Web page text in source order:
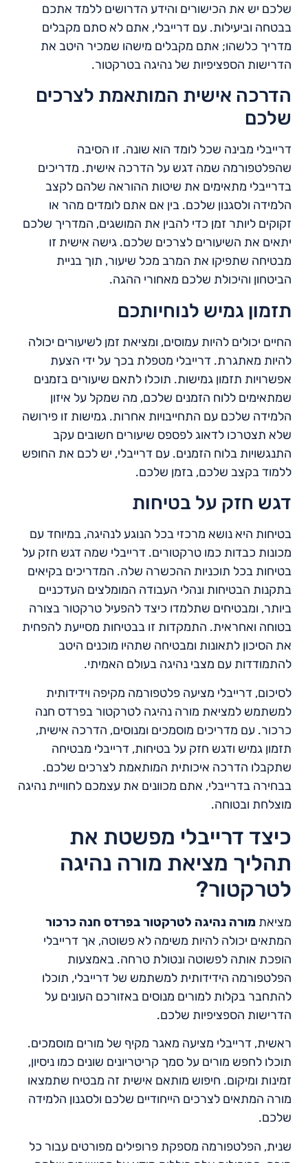
שלכם יש את הכישורים והידע הדרושים ללמד אתכם
בבטחה וביעילות. עם דרייבלי, אתם לא סתם מקבלים
מדריך כלשהו; אתם מקבלים מישהו שמכיר היטב את
הדרישות הספציפיות של נהיגה בטרקטור.
הדרכה אישית המותאמת לצרכים
שלכם
דרייבלי מבינה שכל לומד הוא שונה. זו הסיבה
שהפלטפורמה שמה דגש על הדרכה אישית. מדריכים
בדרייבלי מתאימים את שיטות ההוראה שלהם לקצב
הלמידה ולסגנון שלכם. בין אם אתם לומדים מהר או
זקוקים ליותר זמן כדי להבין את המושגים, המדריך שלכם
יתאים את השיעורים לצרכים שלכם. גישה אישית זו
מבטיחה שתפיקו את המרב מכל שיעור, תוך בניית
הביטחון והיכולת שלכם מאחורי ההגה.
תזמון גמיש לנוחיותכם
החיים יכולים להיות עמוסים, ומציאת זמן לשיעורים יכולה
להיות מאתגרת. דרייבלי מטפלת בכך על ידי הצעת
אפשרויות תזמון גמישות. תוכלו לתאם שיעורים בזמנים
שמתאימים ללוח הזמנים שלכם, מה שמקל על איזון
הלמידה שלכם עם התחייבויות אחרות. גמישות זו פירושה
שלא תצטרכו לדאוג לפספס שיעורים חשובים עקב
התנגשויות בלוח הזמנים. עם דרייבלי, יש לכם את החופש
ללמוד בקצב שלכם, בזמן שלכם.
דגש חזק על בטיחות
בטיחות היא נושא מרכזי בכל הנוגע לנהיגה, במיוחד עם
מכונות כבדות כמו טרקטורים. דרייבלי שמה דגש חזק על
בטיחות בכל תוכניות ההכשרה שלה. המדריכים בקיאים
בתקנות הבטיחות ונהלי העבודה המומלצים העדכניים
ביותר, ומבטיחים שתלמדו כיצד להפעיל טרקטור בצורה
בטוחה ואחראית. התמקדות זו בבטיחות מסייעת להפחית
את הסיכון לתאונות ומבטיחה שתהיו מוכנים היטב
להתמודדות עם מצבי נהיגה בעולם האמיתי.
לסיכום, דרייבלי מציעה פלטפורמה מקיפה וידידותית
למשתמש למציאת מורה נהיגה לטרקטור בפרדס חנה
כרכור. עם מדריכים מוסמכים ומנוסים, הדרכה אישית,
תזמון גמיש ודגש חזק על בטיחות, דרייבלי מבטיחה
שתקבלו הדרכה איכותית המותאמת לצרכים שלכם.
בבחירה בדרייבלי, אתם מכוונים את עצמכם לחוויית נהיגה
מוצלחת ובטוחה.
כיצד דרייבלי מפשטת את
תהליך מציאת מורה נהיגה
לטרקטור?
מציאת מורה נהיגה לטרקטור בפרדס חנה כרכור
המתאים יכולה להיות משימה לא פשוטה, אך דרייבלי
הופכת אותה לפשוטה ונטולת טרחה. באמצעות
הפלטפורמה הידידותית למשתמש של דרייבלי, תוכלו
להתחבר בקלות למורים מנוסים באזורכם העונים על
הדרישות הספציפיות שלכם.
ראשית, דרייבלי מציעה מאגר מקיף של מורים מוסמכים.
תוכלו לחפש מורים על סמך קריטריונים שונים כמו ניסיון,
זמינות ומיקום. חיפוש מותאם אישית זה מבטיח שתמצאו
מורה המתאים לצרכים הייחודיים שלכם ולסגנון הלמידה
שלכם.
שנית, הפלטפורמה מספקת פרופילים מפורטים עבור כל